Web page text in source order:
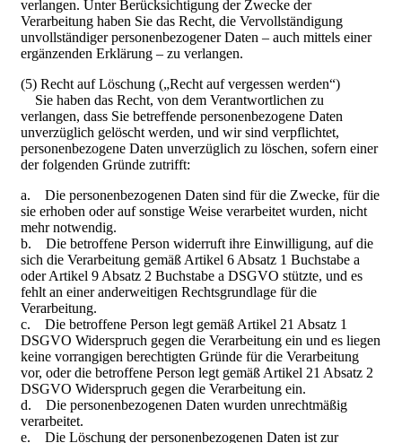
verlangen. Unter Berücksichtigung der Zwecke der
Verarbeitung haben Sie das Recht, die Vervollständigung
unvollständiger personenbezogener Daten – auch mittels einer
ergänzenden Erklärung – zu verlangen.
(5) Recht auf Löschung („Recht auf vergessen werden“)
Sie haben das Recht, von dem Verantwortlichen zu
verlangen, dass Sie betreffende personenbezogene Daten
unverzüglich gelöscht werden, und wir sind verpflichtet,
personenbezogene Daten unverzüglich zu löschen, sofern einer
der folgenden Gründe zutrifft:
a. Die personenbezogenen Daten sind für die Zwecke, für die
sie erhoben oder auf sonstige Weise verarbeitet wurden, nicht
mehr notwendig.
b. Die betroffene Person widerruft ihre Einwilligung, auf die
sich die Verarbeitung gemäß Artikel 6 Absatz 1 Buchstabe a
oder Artikel 9 Absatz 2 Buchstabe a DSGVO stützte, und es
fehlt an einer anderweitigen Rechtsgrundlage für die
Verarbeitung.
c. Die betroffene Person legt gemäß Artikel 21 Absatz 1
DSGVO Widerspruch gegen die Verarbeitung ein und es liegen
keine vorrangigen berechtigten Gründe für die Verarbeitung
vor, oder die betroffene Person legt gemäß Artikel 21 Absatz 2
DSGVO Widerspruch gegen die Verarbeitung ein.
d. Die personenbezogenen Daten wurden unrechtmäßig
verarbeitet.
e. Die Löschung der personenbezogenen Daten ist zur